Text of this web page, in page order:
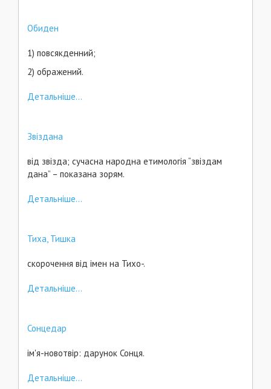
Обиден
1) повсякденний;
2) ображений.
Детальніше...
Звіздана
від звізда; сучасна народна етимологія “звіздам
дана” – показана зорям.
Детальніше...
Тиха, Тишка
скорочення від імен на Тихо-.
Детальніше...
Сонцедар
ім'я-новотвір: дарунок Сонця.
Детальніше...